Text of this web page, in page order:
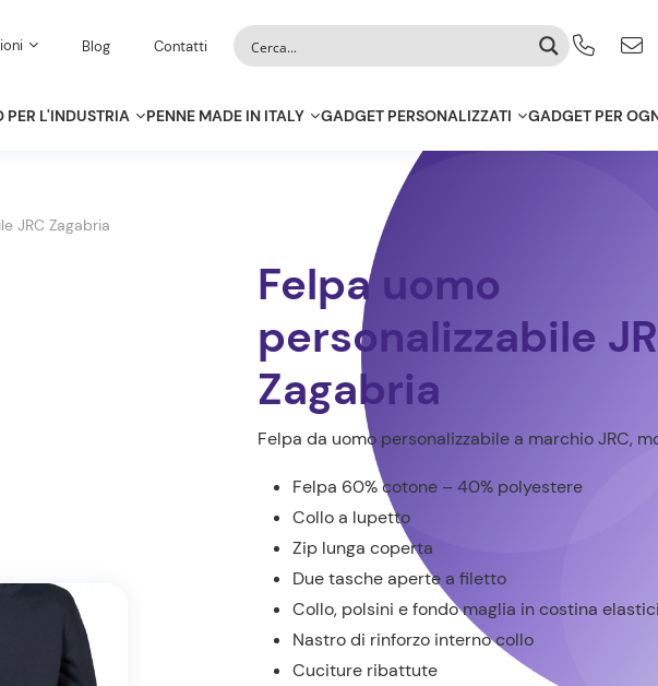
Blog Contatti
L'INDUSTRIA PENNE MADE IN ITALY GADGET PERSONALIZZATI GADGET PER
JRC Zagabria
Felpa uomo
personalizzabile
Zagabria
Felpa da uomo personalizzabile a marchio JRC,
Felpa 60% cotone – 40% polyestere
Collo a lupetto
Zip lunga coperta
Due tasche aperte a filetto
Collo, polsini e fondo maglia in costina
Nastro di rinforzo interno collo
Cuciture ribattute